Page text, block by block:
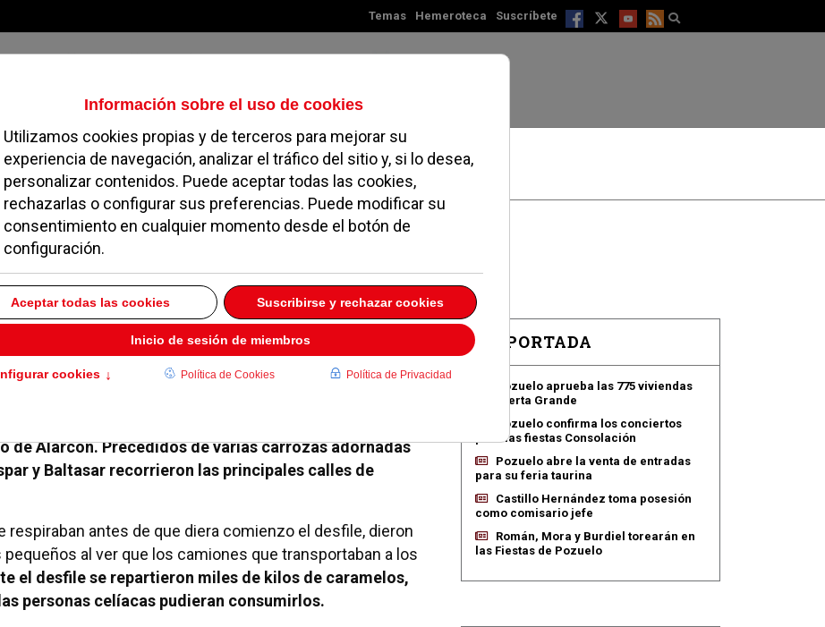
Temas Hemeroteca Suscríbete
Viernes, 07 de agosto de 2026
MADRID NOROESTE SOCIEDAD MAGAZINE SERVICIOS
recorren en sus
de nuestro
06 ENERO 2009
ilusionados esperaron la llegada de sus Majestades
de Alarcón. Precedidos de varias carrozas adornadas
y Baltasar recorrieron las principales calles de
antes de que diera comienzo el desfile, dieron
al ver que los camiones que transportaban a los
el desfile se repartieron miles de kilos de caramelos,
personas celíacas pudieran consumirlos.
EN PORTADA
Pozuelo aprueba las 775 viviendas
de Huerta Grande
Pozuelo confirma los conciertos
para las fiestas Consolación
Pozuelo abre la venta de entradas
para su feria taurina
Castillo Hernández toma posesión
como comisario jefe
Román, Mora y Burdiel torearán en
las Fiestas de Pozuelo